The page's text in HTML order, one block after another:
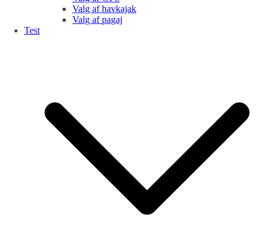
Valg af havkajak
Valg af pagaj
Test